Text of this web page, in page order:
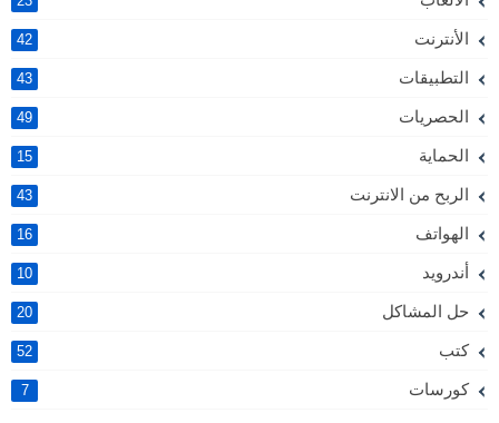
الأنترنت 42
التطبيقات 43
الحصريات 49
الحماية 15
الربح من الانترنت 43
الهواتف 16
أندرويد 10
حل المشاكل 20
كتب 52
كورسات 7